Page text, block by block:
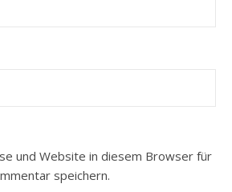
und Website in diesem Browser für
speichern.